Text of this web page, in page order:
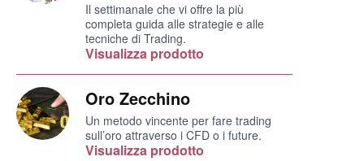
Il settimanale che vi offre la più
completa guida alle strategie e alle
tecniche di Trading.
Visualizza prodotto
Oro Zecchino
Un metodo vincente per fare trading
sull’oro attraverso i CFD o i future.
Visualizza prodotto